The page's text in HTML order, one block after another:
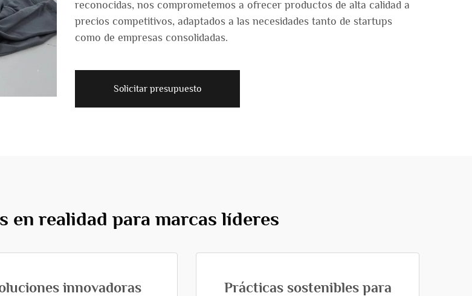
reconocidas, nos comprometemos a ofrecer productos de alta calidad a
precios competitivos, adaptados a las necesidades tanto de startups
como de empresas consolidadas.
Solicitar presupuesto
en realidad para marcas líderes
innovadoras
Prácticas sostenibles para